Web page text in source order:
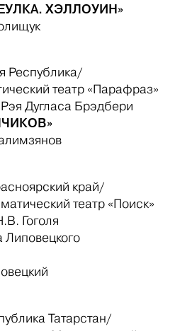
ХЭЛЛОУИН»
Республика/
театр «Парафраз»
Дугласа Брэдбери
край/
театр «Поиск»
Гоголя
Липовецкого
Татарстан/